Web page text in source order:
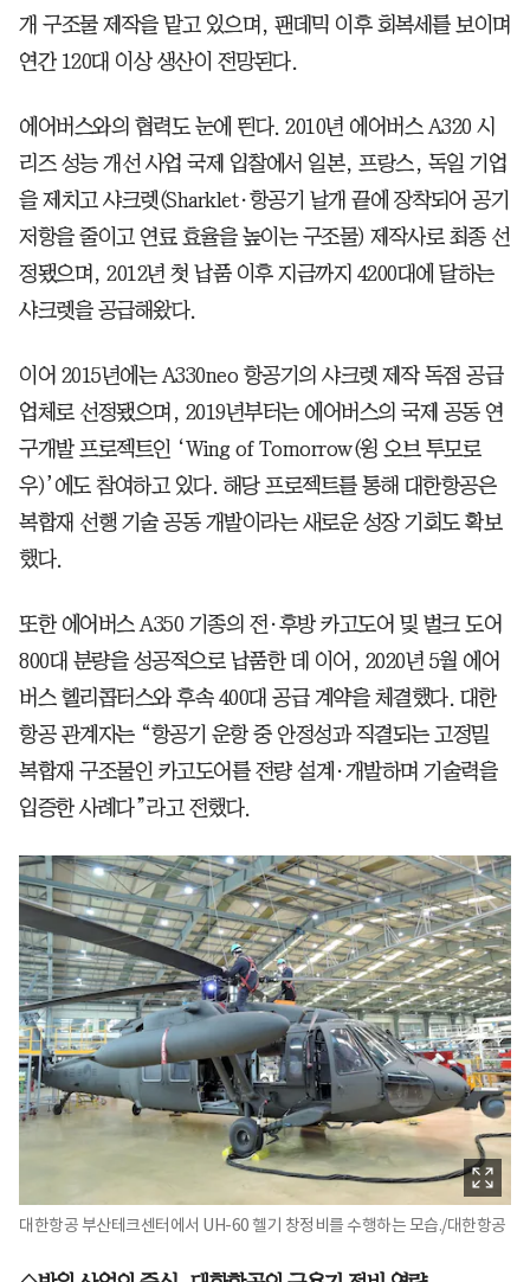
개 구조물 제작을 맡고 있으며, 팬데믹 이후 회복세를 보이며
연간 120대 이상 생산이 전망된다.
에어버스와의 협력도 눈에 띈다. 2010년 에어버스 A320 시
리즈 성능 개선 사업 국제 입찰에서 일본, 프랑스, 독일 기업
을 제치고 샤크렛(Sharklet·항공기 날개 끝에 장착되어 공기
저항을 줄이고 연료 효율을 높이는 구조물) 제작사로 최종 선
정됐으며, 2012년 첫 납품 이후 지금까지 4200대에 달하는
샤크렛을 공급해왔다.
이어 2015년에는 A330neo 항공기의 샤크렛 제작 독점 공급
업체로 선정됐으며, 2019년부터는 에어버스의 국제 공동 연
구개발 프로젝트인 ‘Wing of Tomorrow(윙 오브 투모로
우)’에도 참여하고 있다. 해당 프로젝트를 통해 대한항공은
복합재 선행 기술 공동 개발이라는 새로운 성장 기회도 확보
했다.
또한 에어버스 A350 기종의 전·후방 카고도어 및 벌크 도어
800대 분량을 성공적으로 납품한 데 이어, 2020년 5월 에어
버스 헬리콥터스와 후속 400대 공급 계약을 체결했다. 대한
항공 관계자는 “항공기 운항 중 안정성과 직결되는 고정밀
복합재 구조물인 카고도어를 전량 설계·개발하며 기술력을
입증한 사례다”라고 전했다.
대한항공 부산테크센터에서 UH-60 헬기 창정비를 수행하는 모습./대한항공